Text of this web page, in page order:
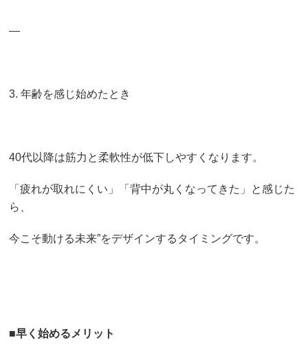
—
3. 年齢を感じ始めたとき
40代以降は筋力と柔軟性が低下しやすくなります。
「疲れが取れにくい」「背中が丸くなってきた」と感じた
ら、
今こそ動ける未来”をデザインするタイミングです。
■早く始めるメリット